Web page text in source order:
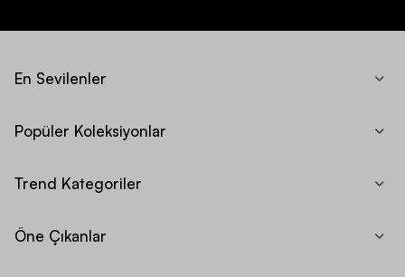
En Sevilenler
Popüler Koleksiyonlar
Trend Kategoriler
Öne Çıkanlar